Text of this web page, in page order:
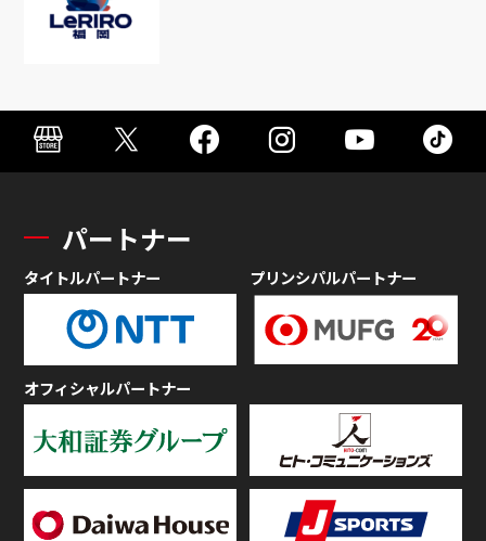
パートナー
タイトルパートナー プリンシパルパートナー
オフィシャルパートナー